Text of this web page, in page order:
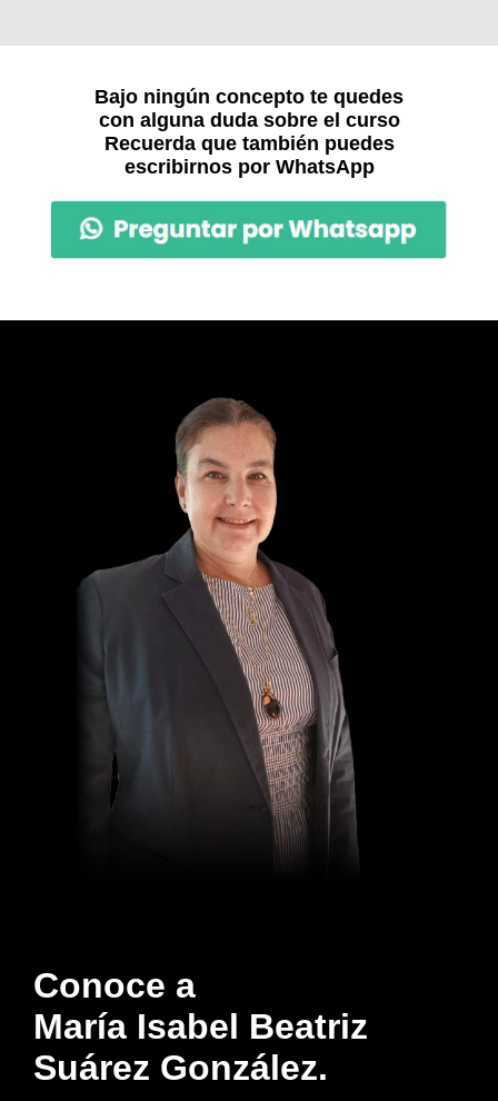
Bajo ningún concepto te quedes
con alguna duda sobre el curso
Recuerda que también puedes
escribirnos por WhatsApp
Conoce a
María Isabel Beatriz
Suárez González.